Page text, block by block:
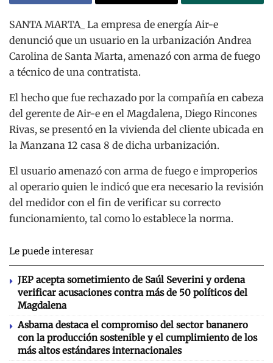
SANTA MARTA_ La empresa de energía Air-e
denunció que un usuario en la urbanización Andrea
Carolina de Santa Marta, amenazó con arma de fuego
a técnico de una contratista.
El hecho que fue rechazado por la compañía en cabeza
del gerente de Air-e en el Magdalena, Diego Rincones
Rivas, se presentó en la vivienda del cliente ubicada en
la Manzana 12 casa 8 de dicha urbanización.
El usuario amenazó con arma de fuego e improperios
al operario quien le indicó que era necesario la revisión
del medidor con el fin de verificar su correcto
funcionamiento, tal como lo establece la norma.
Le puede interesar
JEP acepta sometimiento de Saúl Severini y ordena
verificar acusaciones contra más de 50 políticos del
Magdalena
Asbama destaca el compromiso del sector bananero
con la producción sostenible y el cumplimiento de los
más altos estándares internacionales